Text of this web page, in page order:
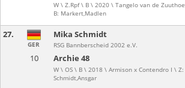
W \ Z.Rpf \ B \ 2020 \ Tangelo van de
B: Markert,Madlen
27.
10 Archie 48
W \ OS \ B \ 2018 \ Armison x Contendro I \
Schmidt,Ansgar
GER
Mika Schmidt
RSG Bannberscheid 2002 e.V.